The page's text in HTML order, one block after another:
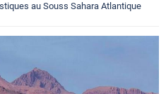
au Souss Sahara Atlantique